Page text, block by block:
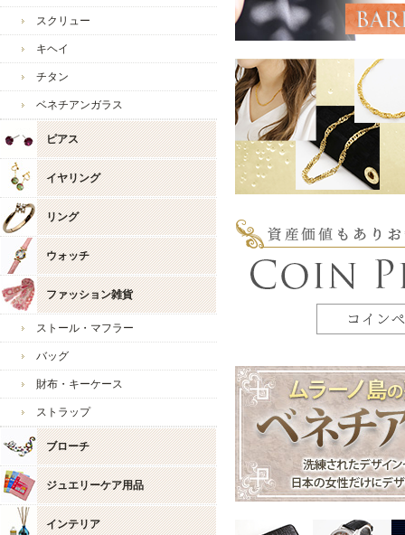
ジュエリーウォーク心斎橋
お店からのコメント
レビューのご投稿も感謝申
商品にご満足いただき、大
また、お手持ちのアジャス
楽しんで身に着けていた
新商品も多数ご用意してお
スクリュー
キヘイ
チタン
ベネチアンガラス
ピアス
イヤリング
リング
ウォッチ
ファッション雑貨
ストール・マフラー
バッグ
財布・キーケース
ストラップ
ブローチ
ジュエリーケア用品
インテリア